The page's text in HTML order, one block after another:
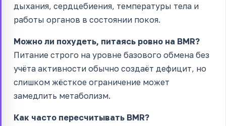
дыхания, сердцебиения, температуры тела и
работы органов в состоянии покоя.
Можно ли похудеть, питаясь ровно на BMR?
Питание строго на уровне базового обмена без
учёта активности обычно создаёт дефицит, но
слишком жёсткое ограничение может
замедлить метаболизм.
Как часто пересчитывать BMR?